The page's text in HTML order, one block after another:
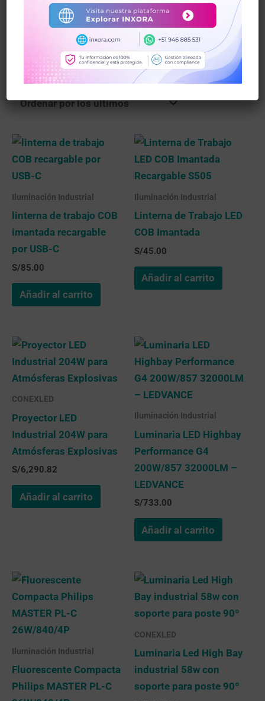
todo el Perú.
Eficiencia, seguridad y durabilidad en un solo
Mostrando 1–12 de 19 resultados
Iluminación Industrial
linterna de trabajo COB
imantada recargable
por USB-C
S/85.00
Añadir al carrito
Iluminación Industrial
Linterna de Trabajo LED
COB Imantada
S/45.00
Añadir al carrito
CONEXLED
Proyector LED
Industrial 204W para
Atmósferas Explosivas
S/6,290.82
Añadir al carrito
Iluminación Industrial
Luminaria LED Highbay
Performance G4
200W/857 32000LM –
LEDVANCE
S/733.00
Añadir al carrito
Iluminación Industrial
Fluorescente Compacta
Philips MASTER PL-C
CONEXLED
Luminaria Led High Bay
industrial 58w con
soporte para poste 90º